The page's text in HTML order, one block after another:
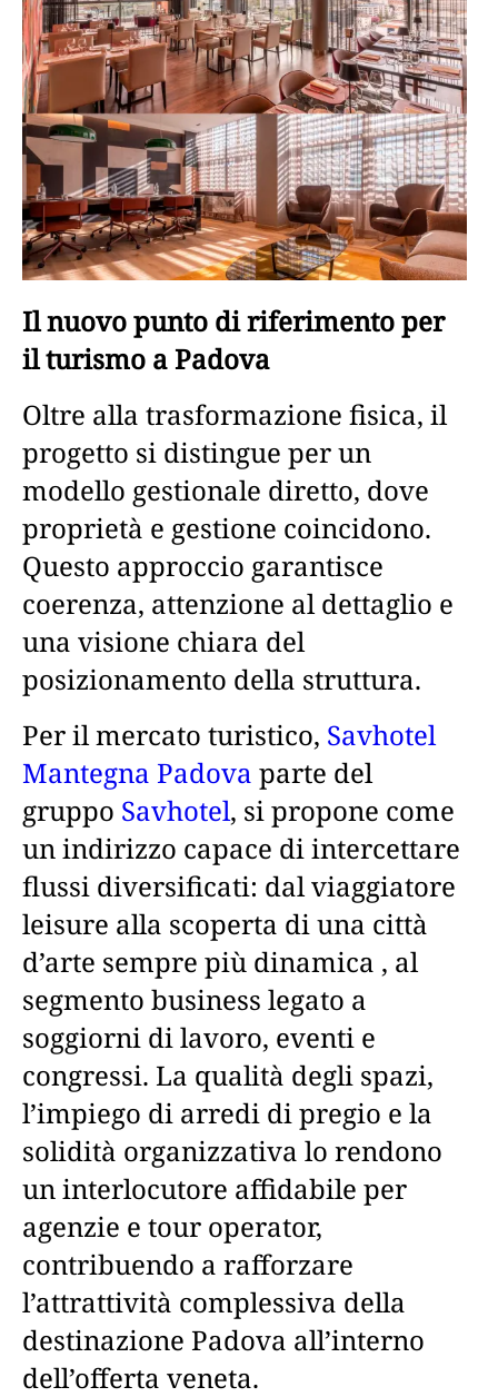
Il nuovo punto di riferimento per
il turismo a Padova
Oltre alla trasformazione fisica, il
progetto si distingue per un
modello gestionale diretto, dove
proprietà e gestione coincidono.
Questo approccio garantisce
coerenza, attenzione al dettaglio e
una visione chiara del
posizionamento della struttura.
Per il mercato turistico, Savhotel
Mantegna Padova parte del
gruppo Savhotel, si propone come
un indirizzo capace di intercettare
flussi diversificati: dal viaggiatore
leisure alla scoperta di una città
d’arte sempre più dinamica , al
segmento business legato a
soggiorni di lavoro, eventi e
congressi. La qualità degli spazi,
l’impiego di arredi di pregio e la
solidità organizzativa lo rendono
un interlocutore affidabile per
agenzie e tour operator,
contribuendo a rafforzare
l’attrattività complessiva della
destinazione Padova all’interno
dell’offerta veneta.